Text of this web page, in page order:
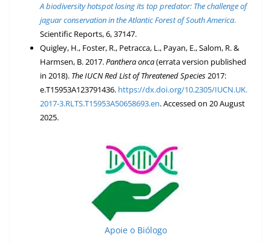
A biodiversity hotspot losing its top predator: The challenge of
jaguar conservation in the Atlantic Forest of South America.
Scientific Reports, 6, 37147.
Quigley, H., Foster, R., Petracca, L., Payan, E., Salom, R. &
Harmsen, B. 2017.Panthera onca(errata version published
in 2018). The IUCN Red List of Threatened Species2017:
e.T15953A123791436. https://dx.doi.org/10.2305/IUCN.UK.
2017-3.RLTS.T15953A50658693.en. Accessed on 20 August
2025.
Apoie o Biólogo